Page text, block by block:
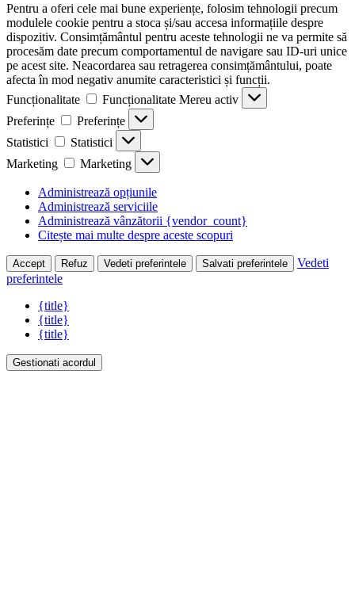
Pentru a oferi cele mai bune experiențe, folosim tehnologii precum
modulele cookie pentru a stoca și/sau accesa informațiile despre
dispozitiv. Consimțământul pentru aceste tehnologii ne va permite să
procesăm date precum comportamentul de navigare sau ID-uri unice
pe acest site. Neacordarea sau retragerea consimțământului, poate
afecta în mod negativ anumite caracteristici și funcții.
Funcționalitate
Funcționalitate Mereu activ
Preferințe
Preferințe
Statistici
Statistici
Marketing
Marketing
Administrează opțiunile
Administrează serviciile
Administrează vânzătorii {vendor_count}
Citește mai multe despre aceste scopuri
Accept Refuz Vedeti preferintele Salvati preferintele
Vedeti
preferintele
{title}
{title}
{title}
Gestionati acordul